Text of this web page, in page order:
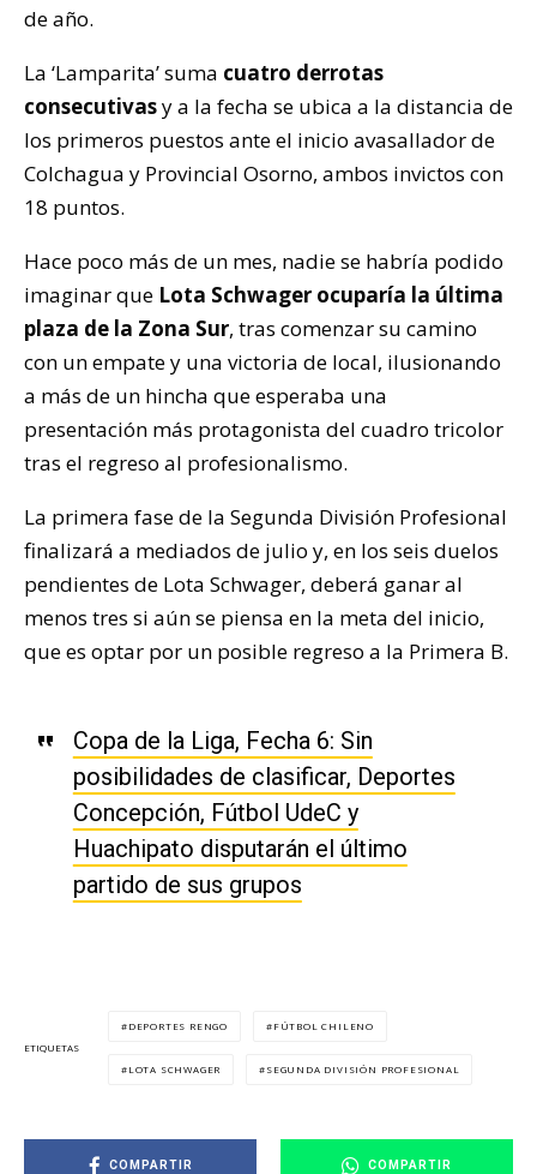
de año.
La ‘Lamparita’ suma cuatro derrotas
consecutivasy a la fecha se ubica a la distancia de
los primeros puestos ante el inicio avasallador de
Colchagua y Provincial Osorno, ambos invictos con
18 puntos.
Hace poco más de un mes, nadie se habría podido
imaginar que Lota Schwager ocuparía la última
plaza de la Zona Sur, tras comenzar su camino
con un empate y una victoria de local, ilusionando
a más de un hincha que esperaba una
presentación más protagonista del cuadro tricolor
tras el regreso al profesionalismo.
La primera fase de la Segunda División Profesional
finalizará a mediados de julio y, en los seis duelos
pendientes de Lota Schwager, deberá ganar al
menos tres si aún se piensa en la meta del inicio,
que es optar por un posible regreso a la Primera B.
Copa de la Liga, Fecha 6: Sin
posibilidades de clasificar, Deportes
Concepción, Fútbol UdeC y
Huachipato disputarán el último
partido de sus grupos
ETIQUETAS
DEPORTES RENGO FÚTBOL CHILENO
LOTA SCHWAGER SEGUNDA DIVISIÓN PROFESIONAL
COMPARTIR COMPARTIR